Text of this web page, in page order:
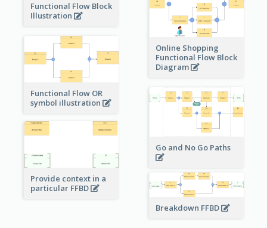
Functional Flow Block
Illustration
Online Shopping
Functional Flow Block
Diagram
Functional Flow OR
symbol illustration
Go and No Go Paths
Provide context in a
particular FFBD
Breakdown FFBD